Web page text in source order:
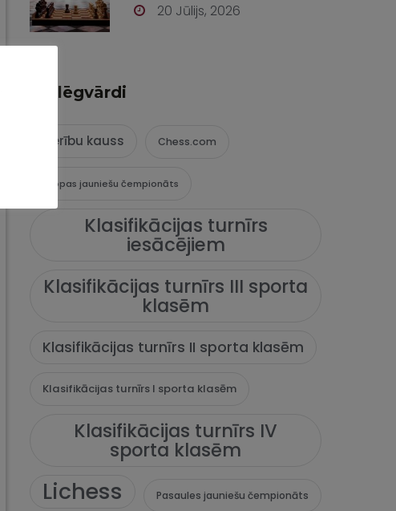
20 Jūlijs, 2026
Atslēgvārdi
Cerību kauss Chess.com
Eiropas jauniešu čempionāts
Klasifikācijas turnīrs
iesācējiem
Klasifikācijas turnīrs III sporta
klasēm
Klasifikācijas turnīrs II sporta klasēm
Klasifikācijas turnīrs I sporta klasēm
Klasifikācijas turnīrs IV
sporta klasēm
Lichess Pasaules jauniešu čempionāts